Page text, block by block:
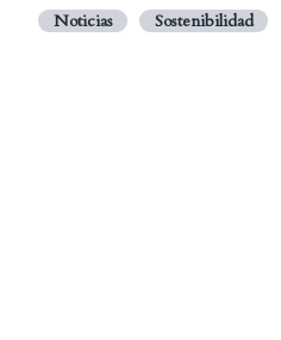
Noticias Sostenibilidad